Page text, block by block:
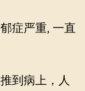
症严重, 一直
到病上，人